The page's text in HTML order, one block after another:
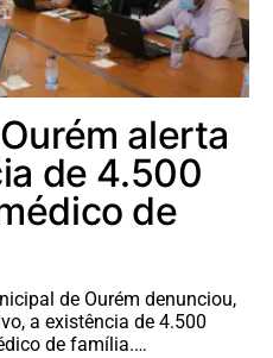
alerta
de 4.500
de
de Ourém denunciou,
a existência de 4.500
de família.…